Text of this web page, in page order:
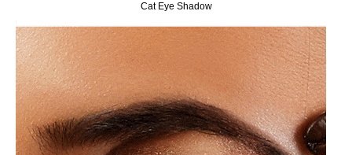
Cat Eye Shadow